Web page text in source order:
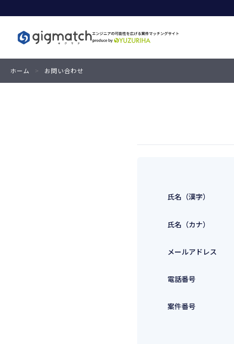
ホーム > お問い合わせ
氏名（漢字）
氏名（カナ）
メールアドレス
電話番号
案件番号